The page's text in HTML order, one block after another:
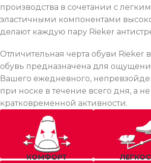
производства в сочетании с
эластичными компонентами
делают каждую пару Rieker
Отличительная черта обуви Rieker
обувь предназначена для
Вашего ежедневного,
при носке в течение всего дня, а
кратковременной активности.
КОМФОРТ